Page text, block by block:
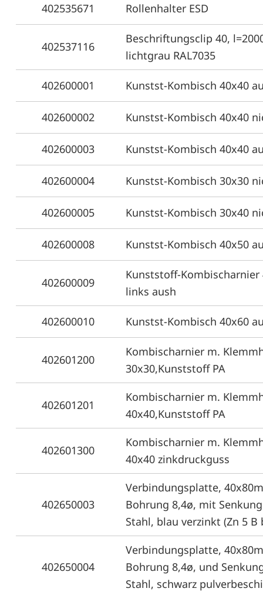
402535671 Rollenhalter ESD
402537116
Beschriftungsclip 40,
lichtgrau RAL7035
402600001 Kunstst-Kombisch 40x40
402600002 Kunstst-Kombisch 40x40
402600003 Kunstst-Kombisch 40x40
402600004 Kunstst-Kombisch 30x30
402600005 Kunstst-Kombisch 30x40
402600008 Kunstst-Kombisch 40x50
402600009
Kunststoff-Kombischarnier
links aush
402600010 Kunstst-Kombisch 40x60
402601200
Kombischarnier m.
30x30,Kunststoff PA
402601201
Kombischarnier m.
40x40,Kunststoff PA
402601300
Kombischarnier m.
40x40 zinkdruckguss
402650003
Verbindungsplatte,
Bohrung 8,4ø, mit
Stahl, blau verzinkt (Zn 5 B
402650004
Verbindungsplatte,
Bohrung 8,4ø, und
Stahl, schwarz